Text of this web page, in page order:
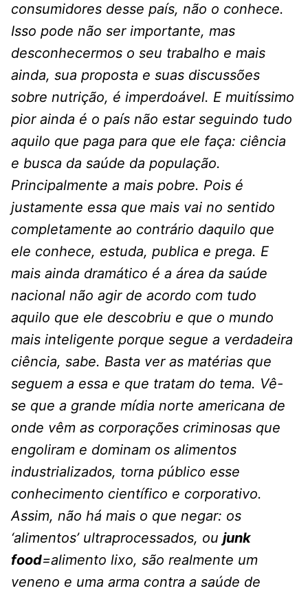
consumidores desse país, não o conhece.
Isso pode não ser importante, mas
desconhecermos o seu trabalho e mais
ainda, sua proposta e suas discussões
sobre nutrição, é imperdoável. E muitíssimo
pior ainda é o país não estar seguindo tudo
aquilo que paga para que ele faça: ciência
e busca da saúde da população.
Principalmente a mais pobre. Pois é
justamente essa que mais vai no sentido
completamente ao contrário daquilo que
ele conhece, estuda, publica e prega. E
mais ainda dramático é a área da saúde
nacional não agir de acordo com tudo
aquilo que ele descobriu e que o mundo
mais inteligente porque segue a verdadeira
ciência, sabe. Basta ver as matérias que
seguem a essa e que tratam do tema. Vê-
se que a grande mídia norte americana de
onde vêm as corporações criminosas que
engoliram e dominam os alimentos
industrializados, torna público esse
conhecimento científico e corporativo.
Assim, não há mais o que negar: os
‘alimentos’ ultraprocessados, ou junk
food=alimento lixo, são realmente um
veneno e uma arma contra a saúde de